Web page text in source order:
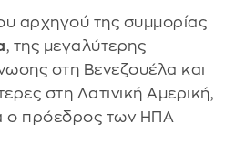
αρχηγού της συμμορίας
, της μεγαλύτερης
στη Βενεζουέλα και
στη Λατινική Αμερική,
ο πρόεδρος των ΗΠΑ